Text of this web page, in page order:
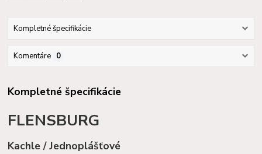
Kompletné špecifikácie
Komentáre 0
Kompletné špecifikácie
FLENSBURG
Kachle / Jednoplášťové